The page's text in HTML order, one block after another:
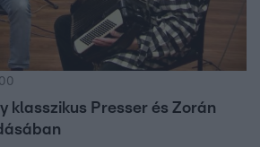
klasszikus Presser és Zorán